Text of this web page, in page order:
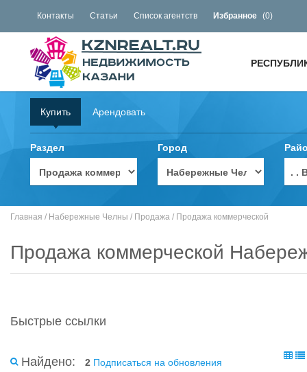
Контакты Статьи Список агентств Избранное (0)
Купить Арендовать
Раздел Город
. .
Главная / Набережные Челны / Продажа / Продажа коммерческой
Продажа коммерческой
Быстрые ссылки
Найдено: 2 Подписаться на обновления